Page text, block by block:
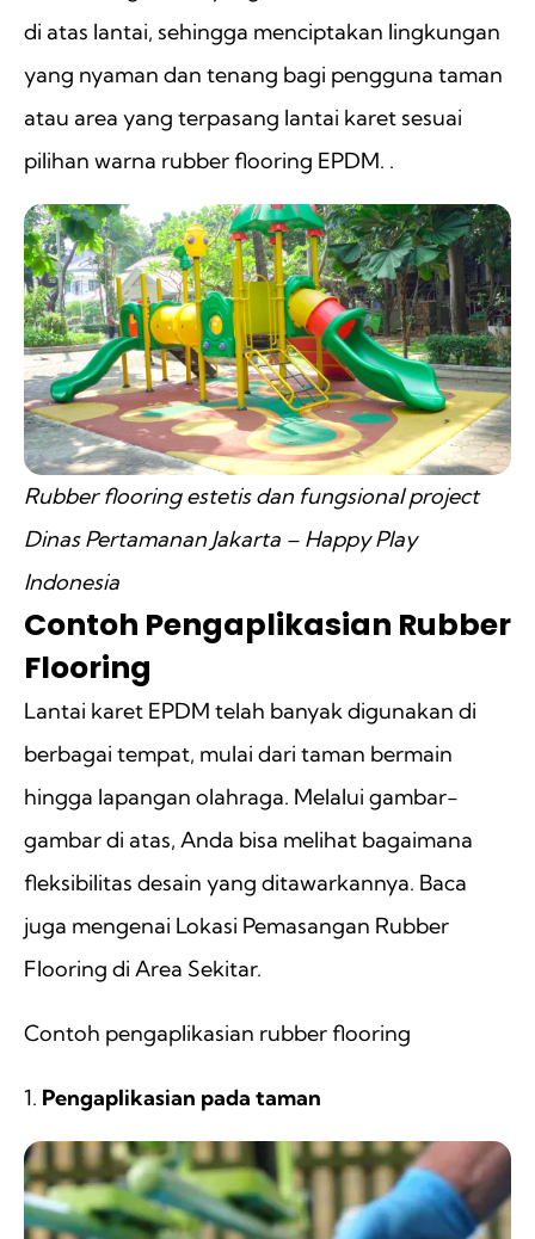
di atas lantai, sehingga menciptakan lingkungan
yang nyaman dan tenang bagi pengguna taman
atau area yang terpasang lantai karet sesuai
pilihan warna rubber flooring EPDM. .
Rubber flooring estetis dan fungsional project
Dinas Pertamanan Jakarta – Happy Play
Indonesia
Contoh Pengaplikasian Rubber
Flooring
Lantai karet EPDM telah banyak digunakan di
berbagai tempat, mulai dari taman bermain
hingga lapangan olahraga. Melalui gambar-
gambar di atas, Anda bisa melihat bagaimana
fleksibilitas desain yang ditawarkannya. Baca
juga mengenai Lokasi Pemasangan Rubber
Flooring di Area Sekitar.
Contoh pengaplikasian rubber flooring
1. Pengaplikasian pada taman